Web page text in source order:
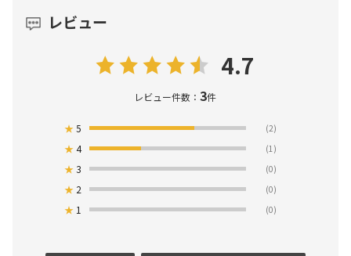
レビュー
4.7
レビュー件数：3件
★5 (2)
★4 (1)
★3 (0)
★ 2 (0)
★ 1 (0)